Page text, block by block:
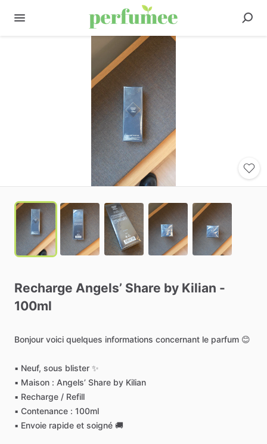
Recharge Angels’ Share by Kilian -
100ml
Bonjour voici quelques informations concernant le parfum 😊
▪︎ Neuf, sous blister ✨️
▪︎ Maison : Angels’ Share by Kilian
▪︎ Recharge ​/​ Refill
▪︎ Contenance : 100ml
▪︎ Envoie rapide et soigné 🚚